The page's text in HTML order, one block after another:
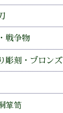
戦争物
彫刻・ブロンズ
箪笥